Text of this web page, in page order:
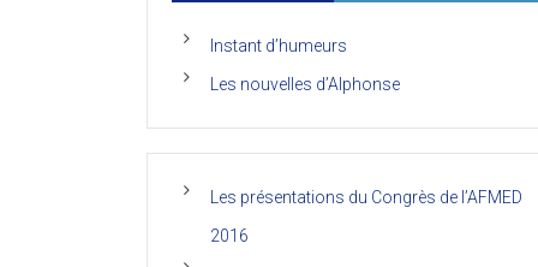
de
de
(Afmed/Unikin)
Instant d’humeurs
Les nouvelles d’Alphonse
Les présentations du Congrès de l’AFMED
2016